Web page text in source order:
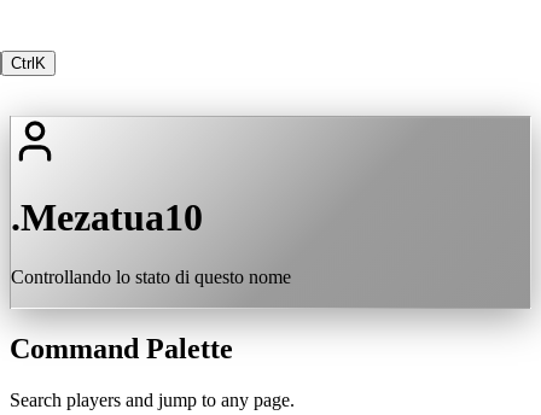
Ctrl K
.Mezatua10
Controllando lo stato di questo nome
Command Palette
Search players and jump to any page.